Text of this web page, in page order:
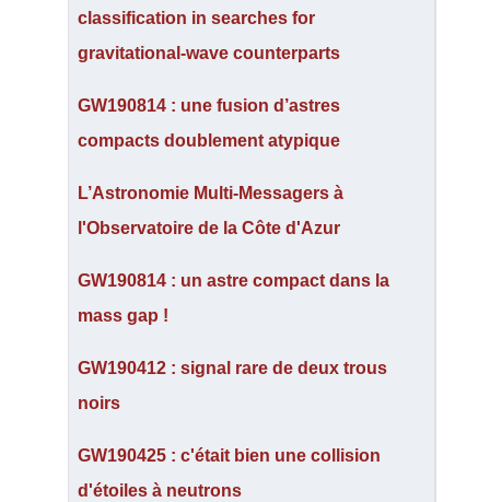
classification in searches for
gravitational-wave counterparts
GW190814 : une fusion d’astres
compacts doublement atypique
L’Astronomie Multi-Messagers à
l'Observatoire de la Côte d'Azur
GW190814 : un astre compact dans la
mass gap !
GW190412 : signal rare de deux trous
noirs
GW190425 : c'était bien une collision
d'étoiles à neutrons